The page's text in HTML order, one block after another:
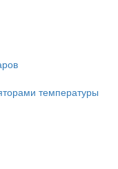
температуры